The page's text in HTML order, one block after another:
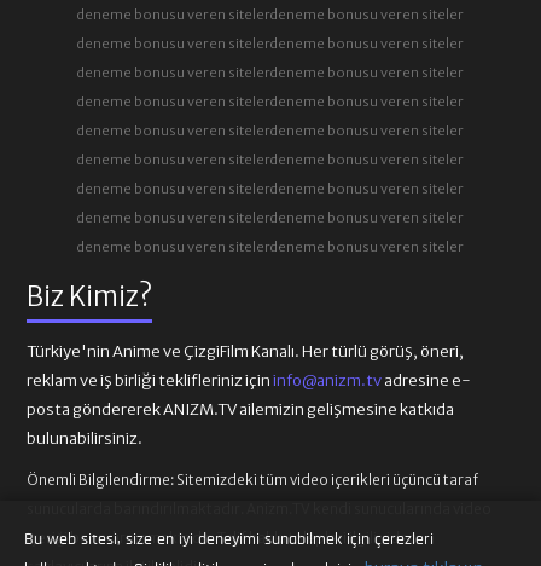
Biz Kimiz?
Türkiye'nin Anime ve ÇizgiFilm Kanalı. Her türlü görüş, öneri,
reklam ve iş birliği teklifleriniz içininfo@anizm.tvadresine e-
posta göndererek ANIZM.TV ailemizin gelişmesine katkıda
bulunabilirsiniz.
Önemli Bilgilendirme: Sitemizdeki tüm video içerikleri üçüncü taraf
içeriği barındırmamaktadır. Telif hakkı talepleri ilgili video
deneme bonusu veren sitelerdeneme bonusu veren siteler
deneme bonusu veren sitelerdeneme bonusu veren siteler
deneme bonusu veren sitelerdeneme bonusu veren siteler
deneme bonusu veren sitelerdeneme bonusu veren siteler
deneme bonusu veren sitelerdeneme bonusu veren siteler
deneme bonusu veren sitelerdeneme bonusu veren siteler
deneme bonusu veren sitelerdeneme bonusu veren siteler
deneme bonusu veren sitelerdeneme bonusu veren siteler
deneme bonusu veren sitelerdeneme bonusu veren siteler
Bu web sitesi, size en iyi deneyimi sunabilmek için çerezleri